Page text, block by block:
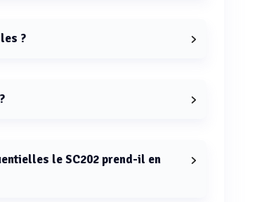
?
le SC202 prend-il en